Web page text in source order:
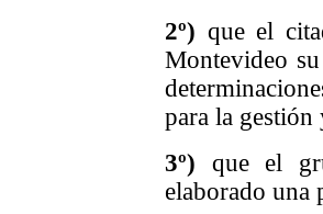
2º) que el
Montevideo
para la gestión
3º) que el
elaborado una